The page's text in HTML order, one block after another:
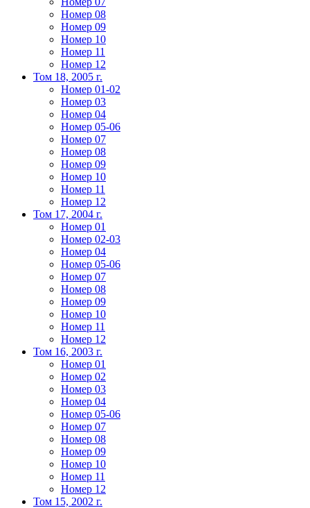
Номер 08
Номер 09
Номер 10
Номер 11
Номер 12
Том 18, 2005 г.
Номер 01-02
Номер 03
Номер 04
Номер 05-06
Номер 07
Номер 08
Номер 09
Номер 10
Номер 11
Номер 12
Том 17, 2004 г.
Номер 01
Номер 02-03
Номер 04
Номер 05-06
Номер 07
Номер 08
Номер 09
Номер 10
Номер 11
Номер 12
Том 16, 2003 г.
Номер 01
Номер 02
Номер 03
Номер 04
Номер 05-06
Номер 07
Номер 08
Номер 09
Номер 10
Номер 11
Номер 12
Том 15, 2002 г.